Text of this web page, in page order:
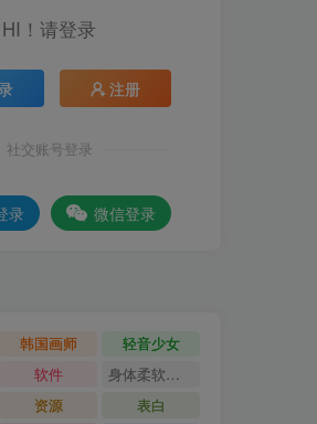
HI！请登录
注册
社交账号登录
录 微信登录
韩国画师
轻音少女
软件
身体柔软的运动少女
资源
表白